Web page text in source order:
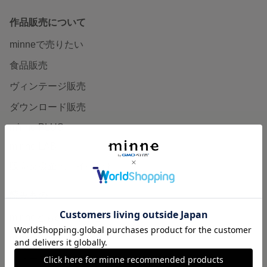
作品販売について
minneで売りたい
食品販売
ヴィンテージ販売
ダウンロード販売
minne PLUS
販売支援企画・イベント
minneとものづくりと
minne学習帖
ニュース